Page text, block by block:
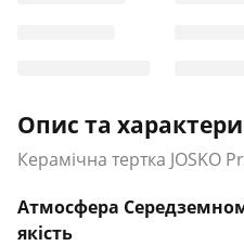
Опис та
Керамічна тертка JOSKO
Атмосфера
якість